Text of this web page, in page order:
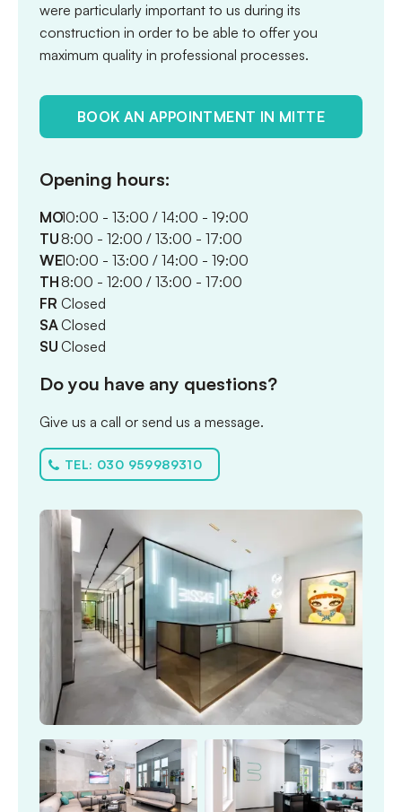
were particularly important to us during its
construction in order to be able to offer you
maximum quality in professional processes.
BOOK AN APPOINTMENT IN MITTE
Opening hours:
MO10:00 - 13:00 / 14:00 - 19:00
TU8:00 - 12:00 / 13:00 - 17:00
WE10:00 - 13:00 / 14:00 - 19:00
TH8:00 - 12:00 / 13:00 - 17:00
FR Closed
SAClosed
SU Closed
Do you have any questions?
Give us a call or send us a message.
TEL: 030 959989310